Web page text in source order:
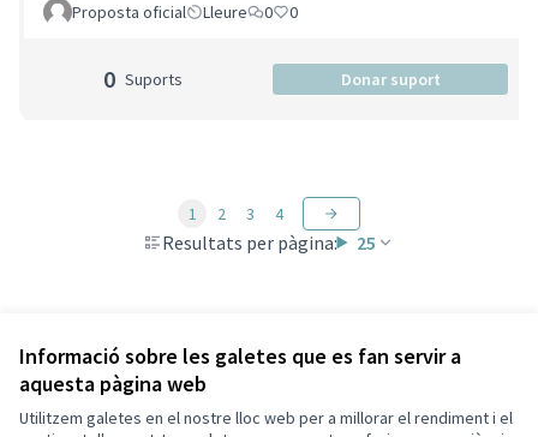
Informació sobre les galetes que es fan servir a
aquesta pàgina web
Utilitzem galetes en el nostre lloc web per a millorar el rendiment i el
Proposta oficial Lleure 0 0
0 Suports Donar suport
Resultats per pàgina: 25
1 2 3 4
Veure totes les propostes retirades
Termes i condicions d'ús